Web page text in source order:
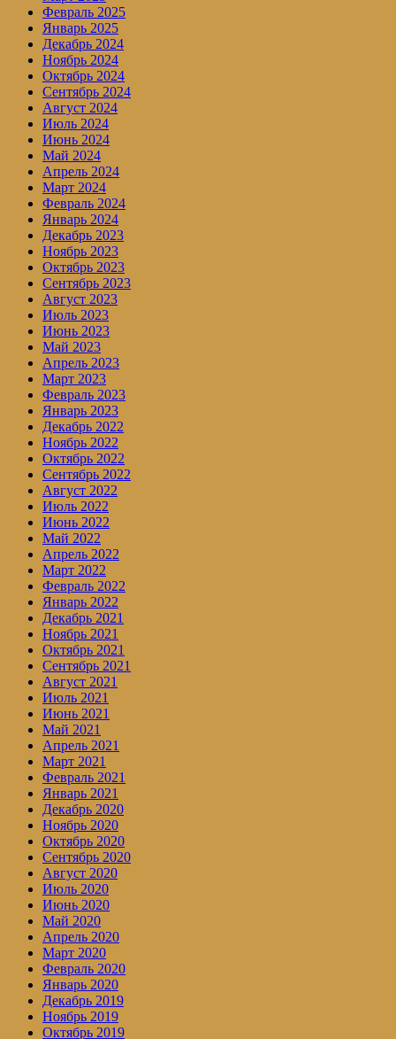
Февраль 2025
Январь 2025
Декабрь 2024
Ноябрь 2024
Октябрь 2024
Сентябрь 2024
Август 2024
Июль 2024
Июнь 2024
Май 2024
Апрель 2024
Март 2024
Февраль 2024
Январь 2024
Декабрь 2023
Ноябрь 2023
Октябрь 2023
Сентябрь 2023
Август 2023
Июль 2023
Июнь 2023
Май 2023
Апрель 2023
Март 2023
Февраль 2023
Январь 2023
Декабрь 2022
Ноябрь 2022
Октябрь 2022
Сентябрь 2022
Август 2022
Июль 2022
Июнь 2022
Май 2022
Апрель 2022
Март 2022
Февраль 2022
Январь 2022
Декабрь 2021
Ноябрь 2021
Октябрь 2021
Сентябрь 2021
Август 2021
Июль 2021
Июнь 2021
Май 2021
Апрель 2021
Март 2021
Февраль 2021
Январь 2021
Декабрь 2020
Ноябрь 2020
Октябрь 2020
Сентябрь 2020
Август 2020
Июль 2020
Июнь 2020
Май 2020
Апрель 2020
Март 2020
Февраль 2020
Январь 2020
Декабрь 2019
Ноябрь 2019
Октябрь 2019